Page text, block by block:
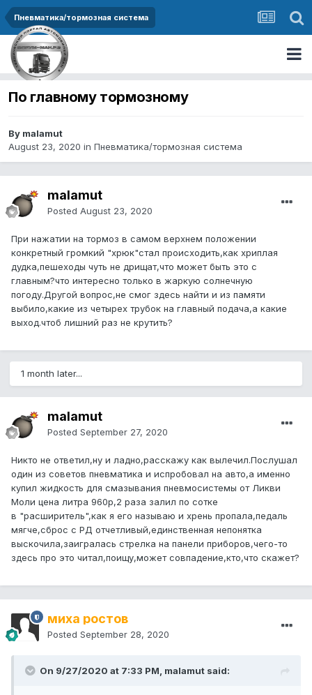
Пневматика/тормозная система
По главному тормозному
By malamut
August 23, 2020 in Пневматика/тормозная система
malamut
Posted August 23, 2020
При нажатии на тормоз в самом верхнем положении
конкретный громкий "хрюк"стал происходить,как хриплая
дудка,пешеходы чуть не дрищат,что может быть это с
главным?что интересно только в жаркую солнечную
погоду.Другой вопрос,не смог здесь найти и из памяти
выбило,какие из четырех трубок на главный подача,а какие
выход.чтоб лишний раз не крутить?
1 month later...
malamut
Posted September 27, 2020
Никто не ответил,ну и ладно,расскажу как вылечил.Послушал
один из советов пневматика и испробовал на авто,а именно
купил жидкость для смазывания пневмосистемы от Ликви
Моли цена литра 960р,2 раза залил по сотке
в "расширитель",как я его называю и хрень пропала,педаль
мягче,сброс с РД отчетливый,единственная непонятка
выскочила,заигралась стрелка на панели приборов,чего-то
здесь про это читал,поищу,может совпадение,кто,что скажет?
миха ростов
Posted September 28, 2020
On 9/27/2020 at 7:33 PM, malamut said: